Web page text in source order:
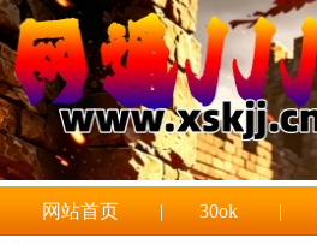
网站首页 | 30ok |